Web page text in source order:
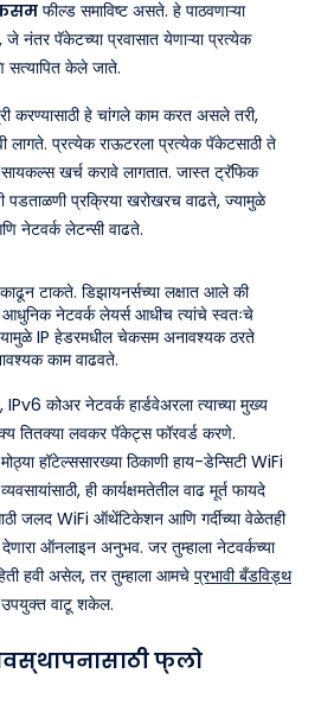
फील्ड समाविष्ट असते. हे पाठवणाऱ्या
जे नंतर पॅकेटच्या प्रवासात येणाऱ्या प्रत्येक
सत्यापित केले जाते.
करण्यासाठी हे चांगले काम करत असले तरी,
लागते. प्रत्येक राऊटरला प्रत्येक पॅकेटसाठी ते
खर्च करावे लागतात. जास्त ट्रॅफिक
पडताळणी प्रक्रिया खरोखरच वाढते, ज्यामुळे
नेटवर्क लेटन्सी वाढते.
टाकते. डिझायनर्सच्या लक्षात आले की
नेटवर्क लेयर्स आधीच त्यांचे स्वतःचे
IP हेडरमधील चेकसम अनावश्यक ठरते
काम वाढवते.
कोअर नेटवर्क हार्डवेअरला त्याच्या मुख्य
तितक्या लवकर पॅकेट्स फॉरवर्ड करणे.
हॉटेल्ससारख्या ठिकाणी हाय-डेन्सिटी WiFi
ही कार्यक्षमतेतील वाढ मूर्त फायदे
जलद WiFi ऑथेंटिकेशन आणि गर्दीच्या वेळेतही
ऑनलाइन अनुभव. जर तुम्हाला नेटवर्कच्या
हवी असेल, तर तुम्हाला आमचे प्रभावी बँडविड्थ
उपयुक्त वाटू शकेल.
फ्लो